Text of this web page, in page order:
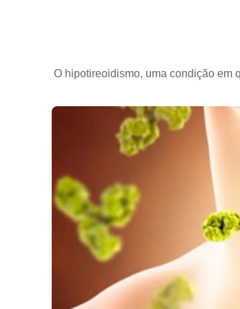
O hipotireoidismo, uma condição em